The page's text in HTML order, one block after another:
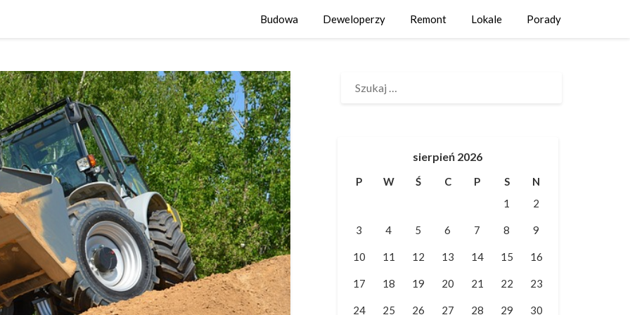
Budowa Deweloperzy Remont Lokale Porady
sierpień 2026
P W Ś C P S
N
1
2
3 4 5 6 7 8 9
10 11 12 13 14 15 16
17 18 19 20 21 22 23
24 25 26 27 28 29 30